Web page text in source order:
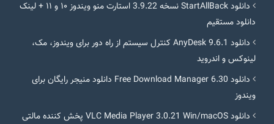
دانلود StartAllBack نسخه 3.9.22 استارت منو ویندوز ۱۰ و ۱۱ + لینک
دانلود مستقیم
دانلود AnyDesk 9.6.1 کنترل سیستم از راه دور برای ویندوز، مک،
لینوکس و اندروید
دانلود Free Download Manager 6.30 دانلود منیجر رایگان برای
ویندوز
دانلود VLC Media Player 3.0.21 Win/macOS پخش کننده مالتی